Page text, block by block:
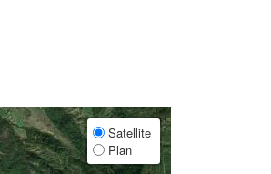
Satellite
Plan